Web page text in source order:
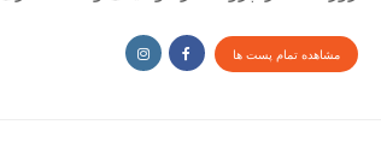
مشاهده تمام پست ها